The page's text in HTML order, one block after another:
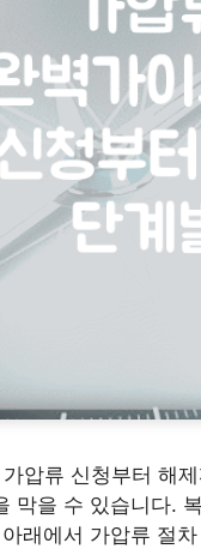
압류 신청부터 해
막을 수 있습니다.
래에서 가압류 절